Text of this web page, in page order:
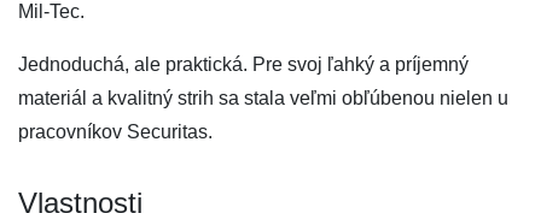
Mil-Tec.
Jednoduchá, ale praktická. Pre svoj ľahký a príjemný
materiál a kvalitný strih sa stala veľmi obľúbenou nielen u
pracovníkov Securitas.
Vlastnosti